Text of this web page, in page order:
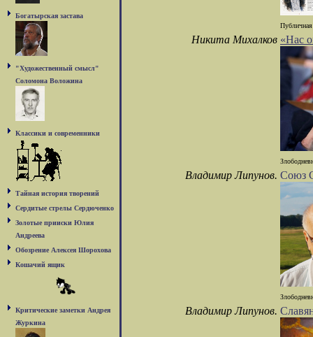
Богатырская застава
"Художественный смысл"
Соломона Воложина
Классики и современники
Тайная история творений
Сердитые стрелы Сердюченко
Золотые прииски Юлия
Андреева
Обозрение Алексея Шорохова
Кошачий ящик
Критические заметки Андрея
Журкина
Никита Михалков «Нас
Владимир Липунов. Союз
Владимир Липунов.